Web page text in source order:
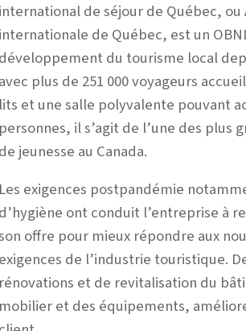
de séjour de Québec, ou
de Québec, est un
du tourisme local
plus de 251 000 voyageurs
et une salle polyvalente pouvant
il s’agit de l’une des plus
jeunesse au Canada.
exigences postpandémie
ont conduit l’entreprise à
offre pour mieux répondre aux
de l’industrie touristique.
et de revitalisation du
et des équipements,